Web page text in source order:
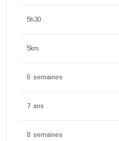
5h30
5km
6 semaines
7 ans
8 semaines